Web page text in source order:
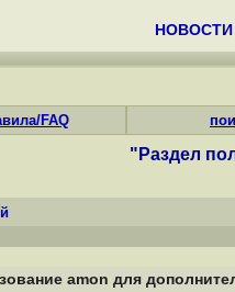
НОВОСТИ
FAQ
"Раздел
amon для